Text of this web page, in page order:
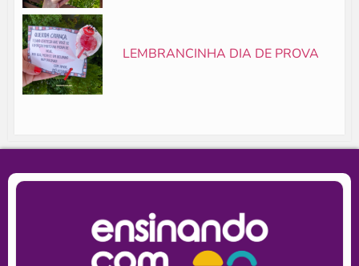
LEMBRANCINHA DIA DE PROVA